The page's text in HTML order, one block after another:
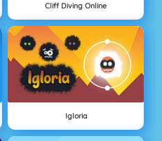
Cliff Diving Online
Igloria